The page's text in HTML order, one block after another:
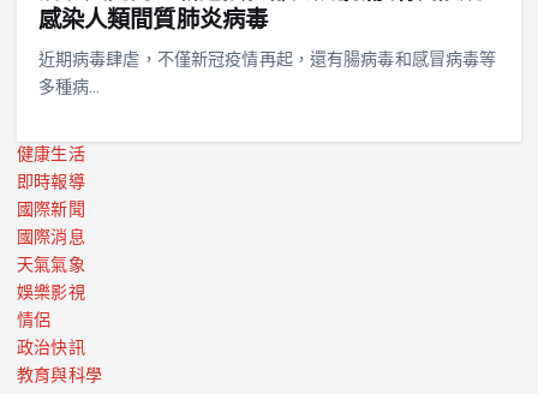
感染人類間質肺炎病毒
近期病毒肆虐，不僅新冠疫情再起，還有腸病毒和感冒病毒等
多種病…
健康生活
即時報導
國際新聞
國際消息
天氣氣象
娛樂影視
情侶
政治快訊
教育與科學